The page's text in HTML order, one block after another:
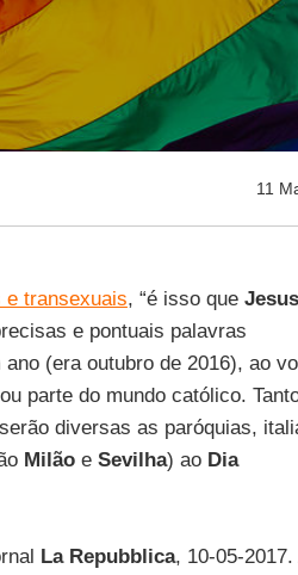
11
e transexuais, “é isso que Jesus
e pontuais palavras
(era outubro de 2016), ao
parte do mundo católico.
diversas as paróquias,
Milãoe Sevilha) ao Dia
La Repubblica, 10-05-2017.